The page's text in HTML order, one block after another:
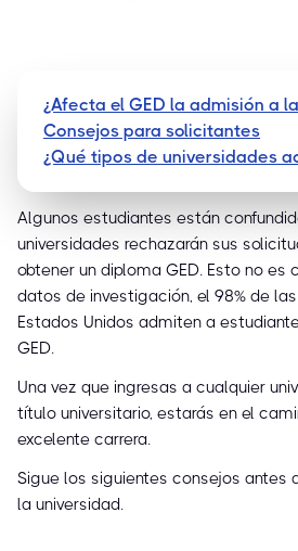
¿Afecta el GED la admisión a
Consejos para solicitantes
¿Qué tipos de universidades
Algunos estudiantes están
universidades rechazarán sus
obtener un diploma GED. Esto no es
datos de investigación, el 98% de
Estados Unidos admiten a
GED.
Una vez que ingresas a cualquier
título universitario, estarás en el
excelente carrera.
Sigue los siguientes consejos antes
la universidad.